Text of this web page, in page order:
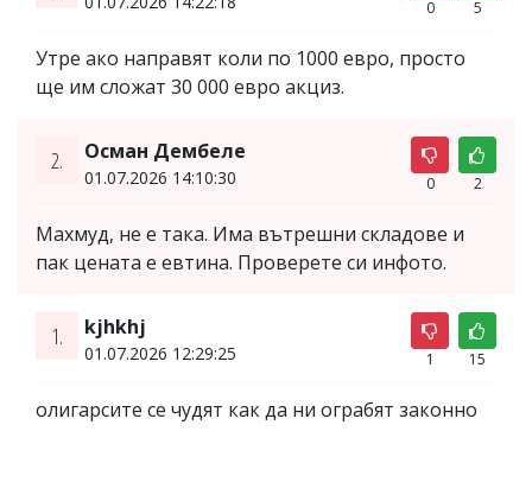
0 5
Утре ако направят коли по 1000 евро, просто
ще им сложат 30 000 евро акциз.
2. Осман Дембеле
01.07.2026 14:10:30 0 2
Махмуд, не е така. Има вътрешни складове и
пак цената е евтина. Проверете си инфото.
1. kjhkhj
01.07.2026 12:29:25 1 15
олигарсите се чудят как да ни ограбят законно